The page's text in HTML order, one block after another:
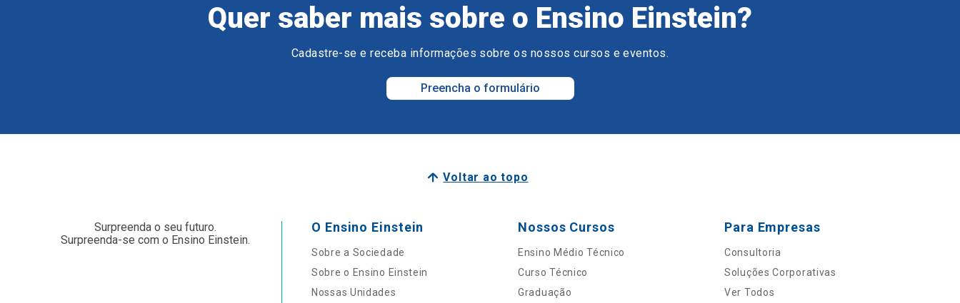
Quer saber mais sobre o Ensino Einstein?
Cadastre-se e receba informações sobre os nossos cursos e eventos.
Preencha o formulário
Voltar ao topo
Surpreenda o seu futuro.
Surpreenda-se com o Ensino Einstein.
O Ensino Einstein
Sobre a Sociedade
Sobre o Ensino Einstein
Nossas Unidades
Nossos Cursos
Ensino Médio Técnico
Curso Técnico
Graduação
Para Empresas
Consultoria
Soluções Corporativas
Ver Todos